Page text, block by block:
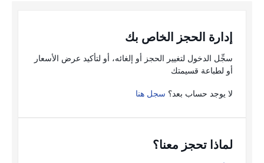
إدارة الحجز الخاص بك
سجِّل الدخول لتغيير الحجز أو إلغائه، أو لتأكيد عرض الأسعار
أو لطباعة قسيمتك
لا يوجد حساب بعد؟ سجل هنا
لماذا تحجز معنا؟